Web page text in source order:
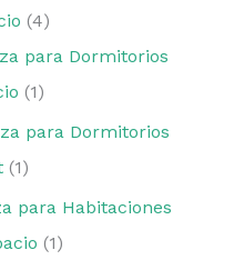
4
para Dormitorios
1
para Dormitorios
1
para Habitaciones
1